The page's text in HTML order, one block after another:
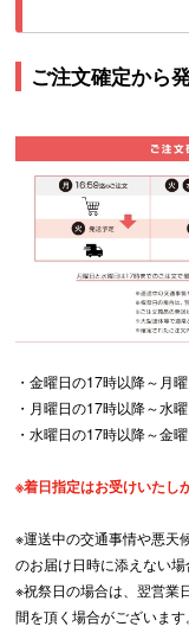
ご注文確定から
・金曜日の17時以降～
・月曜日の17時以降～
・水曜日の17時以降～
※着日指定はお受けいたし
※運送中の交通事情や悪天
のお届け日時に添えない場
※祝祭日の場合は、翌営業
間を頂く場合がございます。